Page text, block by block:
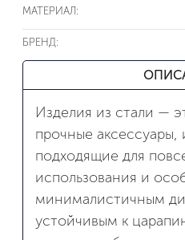
МАТЕРИАЛ:
БРЕНД:
Изделия из стали —
прочные аксессуары,
подходящие для
использования и
минималистичным
устойчивым к